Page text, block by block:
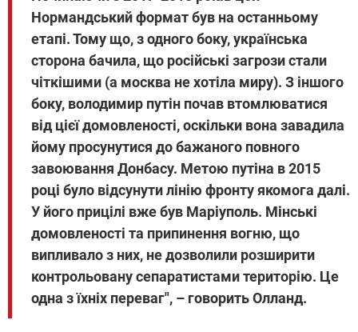
Нормандський формат був на останньому
етапі. Тому що, з одного боку, українська
сторона бачила, що російські загрози стали
чіткішими (а москва не хотіла миру). З іншого
боку, володимир путін почав втомлюватися
від цієї домовленості, оскільки вона завадила
йому просунутися до бажаного повного
завоювання Донбасу. Метою путіна в 2015
році було відсунути лінію фронту якомога далі.
У його прицілі вже був Маріуполь. Мінські
домовленості та припинення вогню, що
випливало з них, не дозволили розширити
контрольовану сепаратистами територію. Це
одна з їхніх переваг", – говорить Олланд.